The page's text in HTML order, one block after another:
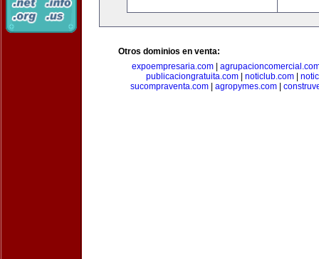
Otros dominios en venta:
expoempresaria.com|
publicaciongratuita.com| noticlub.com|
sucompraventa.com
agropymes.com